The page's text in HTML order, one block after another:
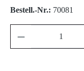
Bestell.-Nr.: 70081